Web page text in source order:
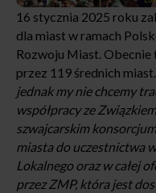
16 stycznia 2025 roku
dla miast w ramach
Rozwoju Miast. Obecnie
przez 119 średnich
jednak my nie chcemy
współpracy ze
szwajcarskim
miasta do uczestnictwa
Lokalnego oraz w całej
przez ZMP, która jest